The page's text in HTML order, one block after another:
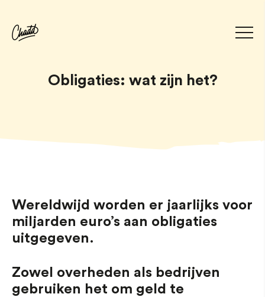
Obligaties: wat zijn het?
Wereldwijd worden er jaarlijks voor
miljarden euro’s aan obligaties
uitgegeven.
Zowel overheden als bedrijven
gebruiken het om geld te